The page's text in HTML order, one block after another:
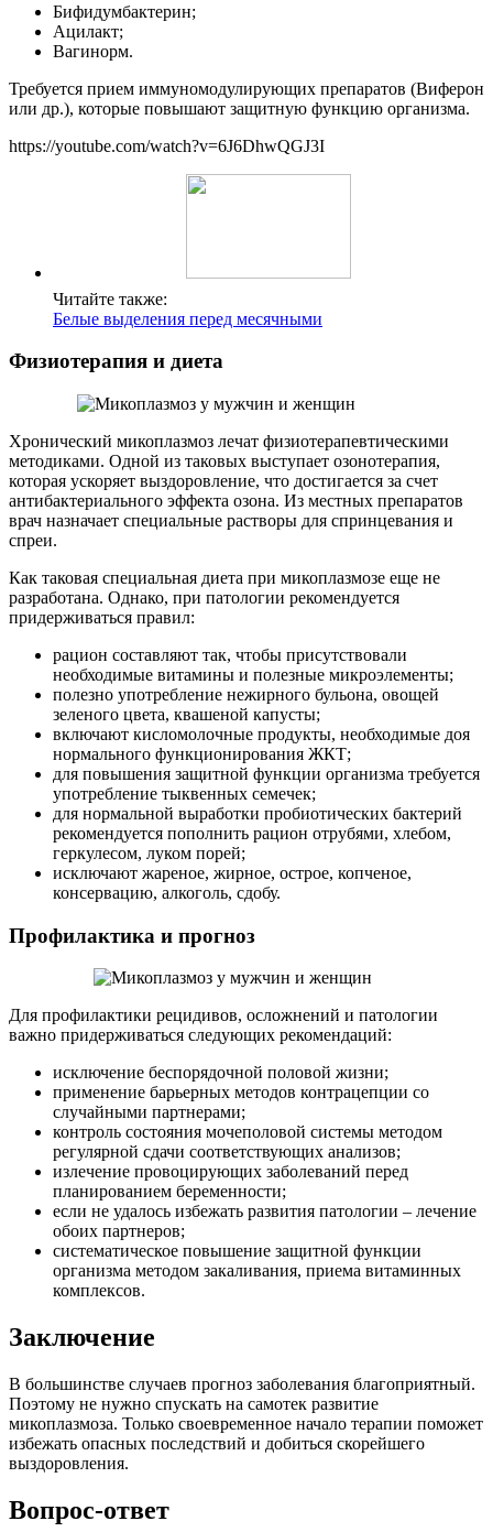
Бифидумбактерин;
Ацилакт;
Вагинорм.
Требуется прием иммуномодулирующих препаратов (Виферон
или др.), которые повышают защитную функцию организма.
https://youtube.com/watch?v=6J6DhwQGJ3I
Читайте также:
Белые выделения перед месячными
Физиотерапия и диета
Хронический микоплазмоз лечат физиотерапевтическими
методиками. Одной из таковых выступает озонотерапия,
которая ускоряет выздоровление, что достигается за счет
антибактериального эффекта озона. Из местных препаратов
врач назначает специальные растворы для спринцевания и
спреи.
Как таковая специальная диета при микоплазмозе еще не
разработана. Однако, при патологии рекомендуется
придерживаться правил:
рацион составляют так, чтобы присутствовали
необходимые витамины и полезные микроэлементы;
полезно употребление нежирного бульона, овощей
зеленого цвета, квашеной капусты;
включают кисломолочные продукты, необходимые доя
нормального функционирования ЖКТ;
для повышения защитной функции организма требуется
употребление тыквенных семечек;
для нормальной выработки пробиотических бактерий
рекомендуется пополнить рацион отрубями, хлебом,
геркулесом, луком порей;
исключают жареное, жирное, острое, копченое,
консервацию, алкоголь, сдобу.
Профилактика и прогноз
Для профилактики рецидивов, осложнений и патологии
важно придерживаться следующих рекомендаций:
исключение беспорядочной половой жизни;
применение барьерных методов контрацепции со
случайными партнерами;
контроль состояния мочеполовой системы методом
регулярной сдачи соответствующих анализов;
излечение провоцирующих заболеваний перед
планированием беременности;
если не удалось избежать развития патологии – лечение
обоих партнеров;
систематическое повышение защитной функции
организма методом закаливания, приема витаминных
комплексов.
Заключение
В большинстве случаев прогноз заболевания благоприятный.
Поэтому не нужно спускать на самотек развитие
микоплазмоза. Только своевременное начало терапии поможет
избежать опасных последствий и добиться скорейшего
выздоровления.
Вопрос-ответ